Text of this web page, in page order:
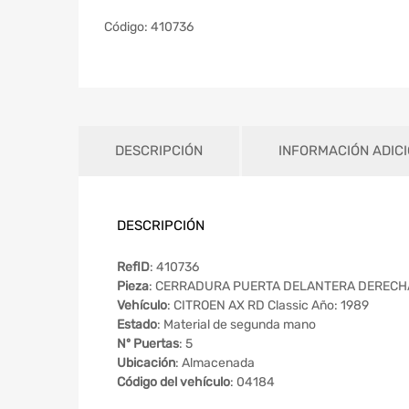
Código: 410736
DESCRIPCIÓN INFORMACIÓN
DESCRIPCIÓN
RefID: 410736
Pieza: CERRADURA PUERTA DELANTERA
Vehículo: CITROEN AX RD Classic Año: 1989
Estado: Material de segunda mano
Nº Puertas: 5
Ubicación: Almacenada
Código del vehículo: 04184